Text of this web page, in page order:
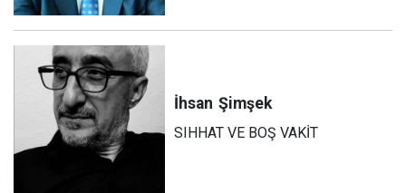
İhsan Şimşek
SIHHAT VE BOŞ VAKİT